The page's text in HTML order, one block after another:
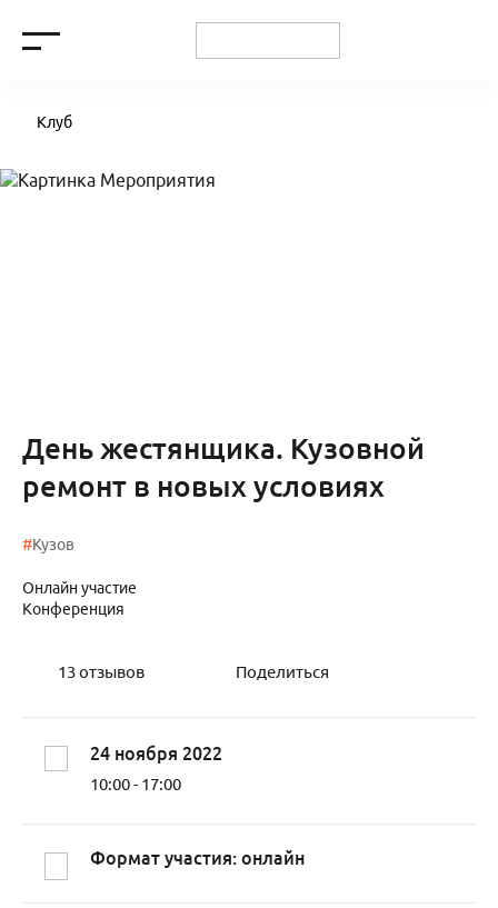
Клуб
День жестянщика. Кузовной
ремонт в новых условиях
#Кузов
Онлайн участие
Конференция
13отзывов Поделиться
24 ноября 2022
10:00 - 17:00
Формат участия: онлайн